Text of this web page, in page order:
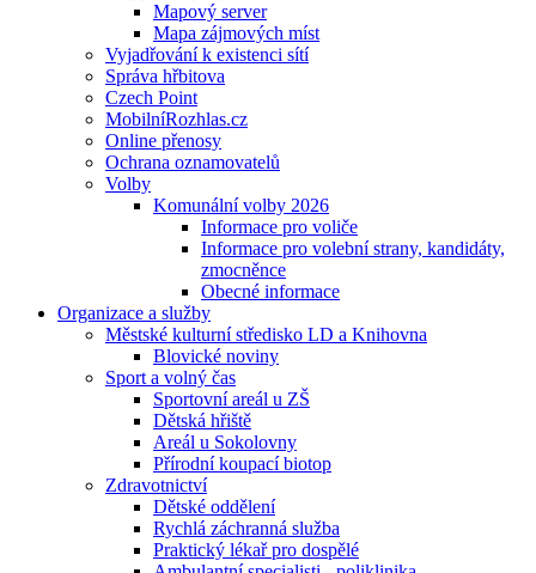
Mapový server
Mapa zájmových míst
Vyjadřování k existenci sítí
Správa hřbitova
Czech Point
MobilníRozhlas.cz
Online přenosy
Ochrana oznamovatelů
Volby
Komunální volby 2026
Informace pro voliče
Informace pro volební strany, kandidáty,
zmocněnce
Obecné informace
Organizace a služby
Městské kulturní středisko LD a Knihovna
Blovické noviny
Sport a volný čas
Sportovní areál u ZŠ
Dětská hřiště
Areál u Sokolovny
Přírodní koupací biotop
Zdravotnictví
Dětské oddělení
Rychlá záchranná služba
Praktický lékař pro dospělé